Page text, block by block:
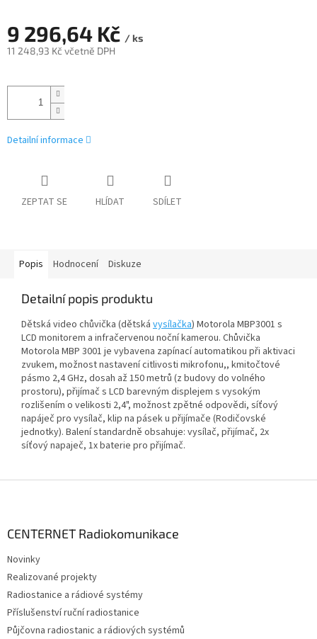
9 296,64 Kč / ks
11 248,93 Kč včetně DPH
cena:
Detailní informace
ZEPTAT SE HLÍDAT SDÍLET
Popis Hodnocení Diskuze
Detailní popis produktu
Dětská video chůvička (dětská vysílačka) Motorola MBP3001 s
LCD monitorem a infračervenou noční kamerou. Chůvička
Motorola MBP 3001 je vybavena zapínací automatikou při aktivaci
zvukem, možnost nastavení citlivosti mikrofonu,, kmitočtové
pásmo 2,4 GHz, dosah až 150 metrů (z budovy do volného
prostoru), přijímač s LCD barevným displejem s vysokým
rozlišením o velikosti 2,4", možnost zpětné odpovědi, síťový
napáječ pro vysílač, klip na pásek u přijímače (Rodičovské
jednotky). Balení standardně obsahuje: vysílač, přijímač, 2x
síťový napaječ, 1x baterie pro přijímač.
CENTERNET Radiokomunikace
Novinky
Realizované projekty
Radiostanice a rádiové systémy
Příslušenství ruční radiostanice
Půjčovna radiostanic a rádiových systémů